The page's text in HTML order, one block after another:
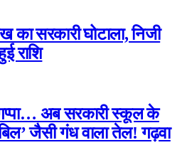
का सरकारी घोटाला, निजी
राशि
अब सरकारी स्कूल के
जैसी गंध वाला तेल! गढ़वा